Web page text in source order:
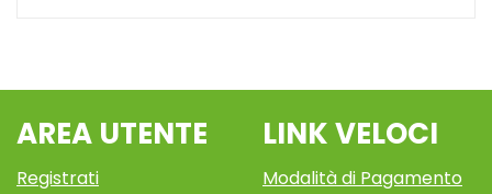
AREA UTENTE
Registrati
LINK VELOCI
Modalità di Pagamento